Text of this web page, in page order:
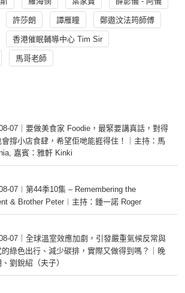
許莎朗 譚雁瞳 鄭遨汶法筠師傅
香港催眠輔導中心 Tim Sir
馬哥老師
07｜要做美食家 Foodie，最緊要講真話，對得
撐小店食肆，希望佢哋能捱得住！｜主持：馬
嘉賓：雅軒 Kinki
07︱第44季10集 – Remembering the
& Brother Peter︱主持：鍾一諾 Roger
07｜全球溫室效應加劇，引發嚴重氣候反常與
綠色出行、減少碳排，實際又做得到嗎？｜晚
劉銳紹（夫子）